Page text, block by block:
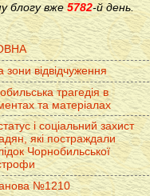
блогу вже 5782-й день.
зони відвідчуження
трагедія в
та матеріалах
і соціальний захист
які постраждали
Чорнобильської
№1210